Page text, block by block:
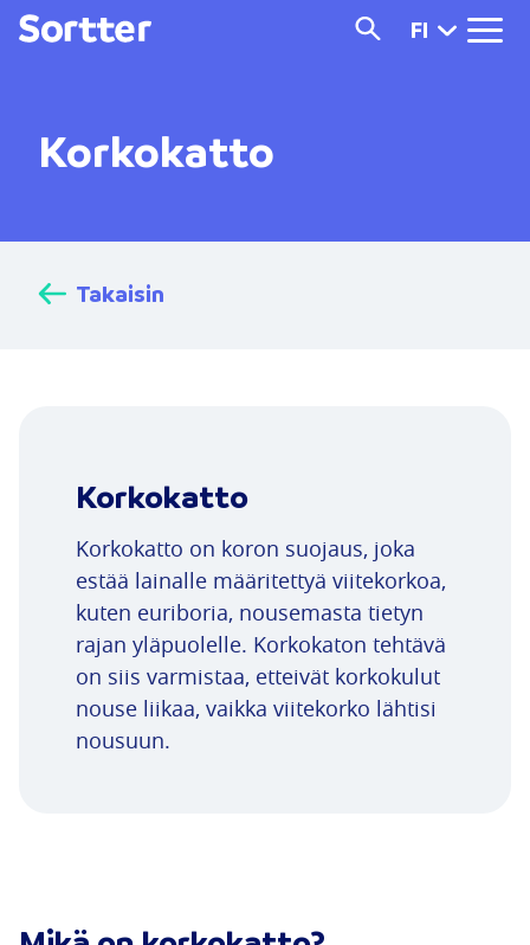
FI
Korkokatto
Takaisin
Korkokatto
Korkokatto on koron suojaus, joka
estää lainalle määritettyä viitekorkoa,
kuten euriboria, nousemasta tietyn
rajan yläpuolelle. Korkokaton tehtävä
on siis varmistaa, etteivät korkokulut
nouse liikaa, vaikka viitekorko lähtisi
nousuun.